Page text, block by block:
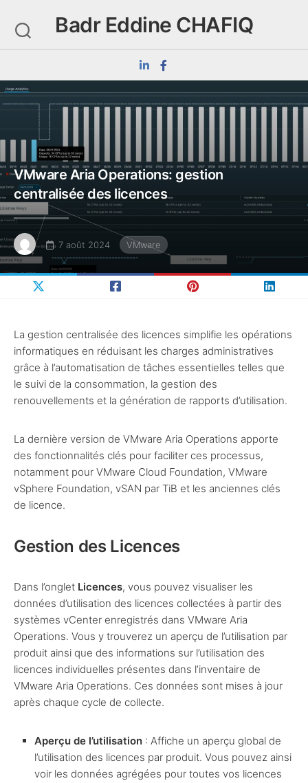
content
Badr Eddine CHAFIQ
VMware Aria Operations: gestion
centralisée des licences
7 août 2024 VMware
La gestion centralisée des licences simplifie les opérations
informatiques en réduisant les charges administratives
grâce à l’automatisation de tâches essentielles telles que
le suivi de la consommation, la gestion des
renouvellements et la génération de rapports d’utilisation.
La dernière version de VMware Aria Operations apporte
des fonctionnalités clés pour faciliter ces processus,
notamment pour VMware Cloud Foundation, VMware
vSphere Foundation, vSAN par TiB et les anciennes clés
de licence.
Gestion des Licences
Dans l’onglet Licences, vous pouvez visualiser les
données d’utilisation des licences collectées à partir des
systèmes vCenter enregistrés dans VMware Aria
Operations. Vous y trouverez un aperçu de l’utilisation par
produit ainsi que des informations sur l’utilisation des
licences individuelles présentes dans l’inventaire de
VMware Aria Operations. Ces données sont mises à jour
après chaque cycle de collecte.
Aperçu de l’utilisation : Affiche un aperçu global de
l’utilisation des licences par produit. Vous pouvez ainsi
voir les données agrégées pour toutes vos licences